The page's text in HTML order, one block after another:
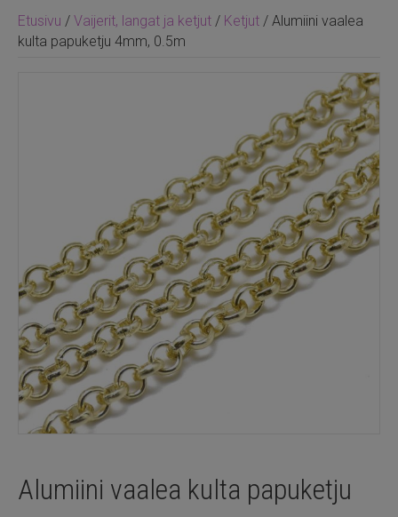
Etusivu / Vaijerit, langat ja ketjut / Ketjut / Alumiini vaalea
kulta papuketju 4mm, 0.5m
Alumiini vaalea kulta papuketju